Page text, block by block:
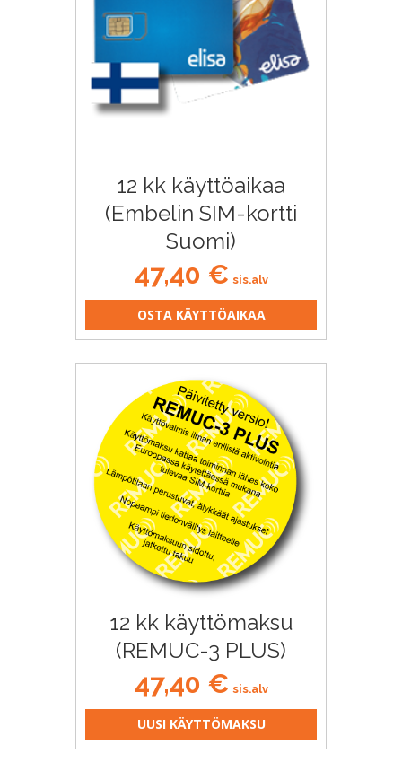
12 kk käyttöaikaa
(Embelin SIM-kortti
Suomi)
47,40 € sis.alv
OSTA KÄYTTÖAIKAA
12 kk käyttömaksu
(REMUC-3 PLUS)
47,40 € sis.alv
UUSI KÄYTTÖMAKSU